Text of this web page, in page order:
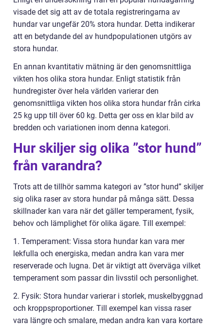
visade det sig att av de totala registreringarna av
hundar var ungefär 20% stora hundar. Detta indikerar
att en betydande del av hundpopulationen utgörs av
stora hundar.
En annan kvantitativ mätning är den genomsnittliga
vikten hos olika stora hundar. Enligt statistik från
hundregister över hela världen varierar den
genomsnittliga vikten hos olika stora hundar från cirka
25 kg upp till över 60 kg. Detta ger oss en klar bild av
bredden och variationen inom denna kategori.
Hur skiljer sig olika ”stor hund”
från varandra?
Trots att de tillhör samma kategori av ”stor hund” skiljer
sig olika raser av stora hundar på många sätt. Dessa
skillnader kan vara när det gäller temperament, fysik,
behov och lämplighet för olika ägare. Till exempel:
1. Temperament: Vissa stora hundar kan vara mer
lekfulla och energiska, medan andra kan vara mer
reserverade och lugna. Det är viktigt att överväga vilket
temperament som passar din livsstil och personlighet.
2. Fysik: Stora hundar varierar i storlek, muskelbyggnad
och kroppsproportioner. Till exempel kan vissa raser
vara längre och smalare, medan andra kan vara kortare